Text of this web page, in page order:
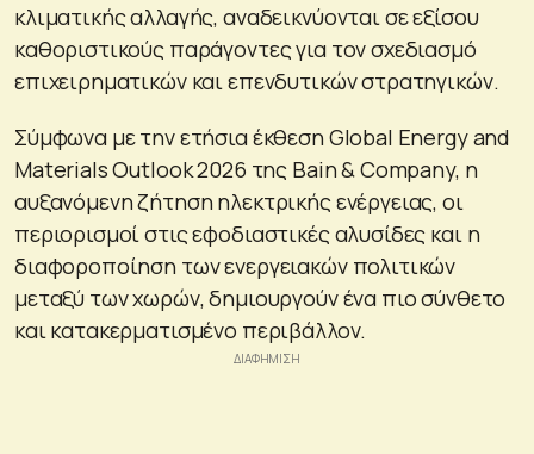
κλιματικής αλλαγής, αναδεικνύονται σε εξίσου
καθοριστικούς παράγοντες για τον σχεδιασμό
επιχειρηματικών και επενδυτικών στρατηγικών.
Σύμφωνα με την ετήσια έκθεση Global Energy and
Materials Outlook 2026 της Bain & Company, η
αυξανόμενη ζήτηση ηλεκτρικής ενέργειας, οι
περιορισμοί στις εφοδιαστικές αλυσίδες και η
διαφοροποίηση των ενεργειακών πολιτικών
μεταξύ των χωρών, δημιουργούν ένα πιο σύνθετο
και κατακερματισμένο περιβάλλον.